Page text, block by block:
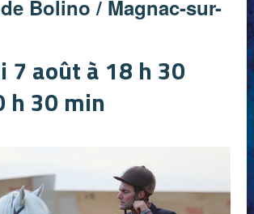
Bolino / Magnac-sur-
7 août à 18 h 30
h 30 min